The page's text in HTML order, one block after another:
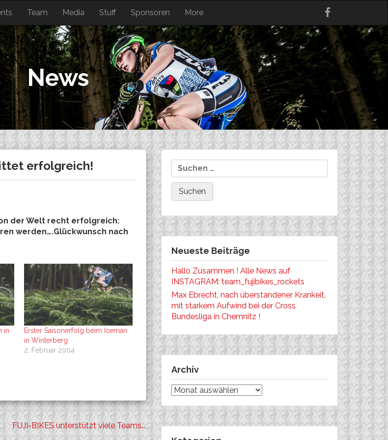
Team Media Stuff Sponsoren More
News
erfolgreich!
der Welt recht erfolgreich:
werden….Glückwunsch nach
in
Erster Saisonerfolg beim Iceman
in Winterberg
2. Februar 2004
FUJI-BIKES unterstützt viele Teams….
Suchen
nach:
Neueste Beiträge
Hallo Zusammen ! Alle News auf
INSTAGRAM: team_fujibikes_rockets
Max Ebrecht, nach überstandener Krankeit,
mit starkem Aufwind bei der Cross
Bundesliga in Chemnitz !
Archiv
Archiv